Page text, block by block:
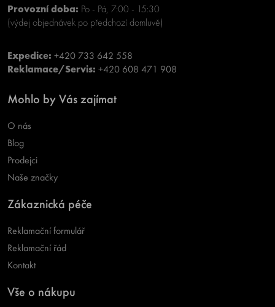
Provozní doba: Po - Pá, 7:00 - 15:30
(výdej objednávek po předchozí domluvě)
Expedice: +420 733 642 558
Reklamace/Servis: +420 608 471 908
Mohlo by Vás zajímat
O nás
Blog
Prodejci
Naše značky
Zákaznická péče
Reklamační formulář
Reklamační řád
Kontakt
Vše o nákupu